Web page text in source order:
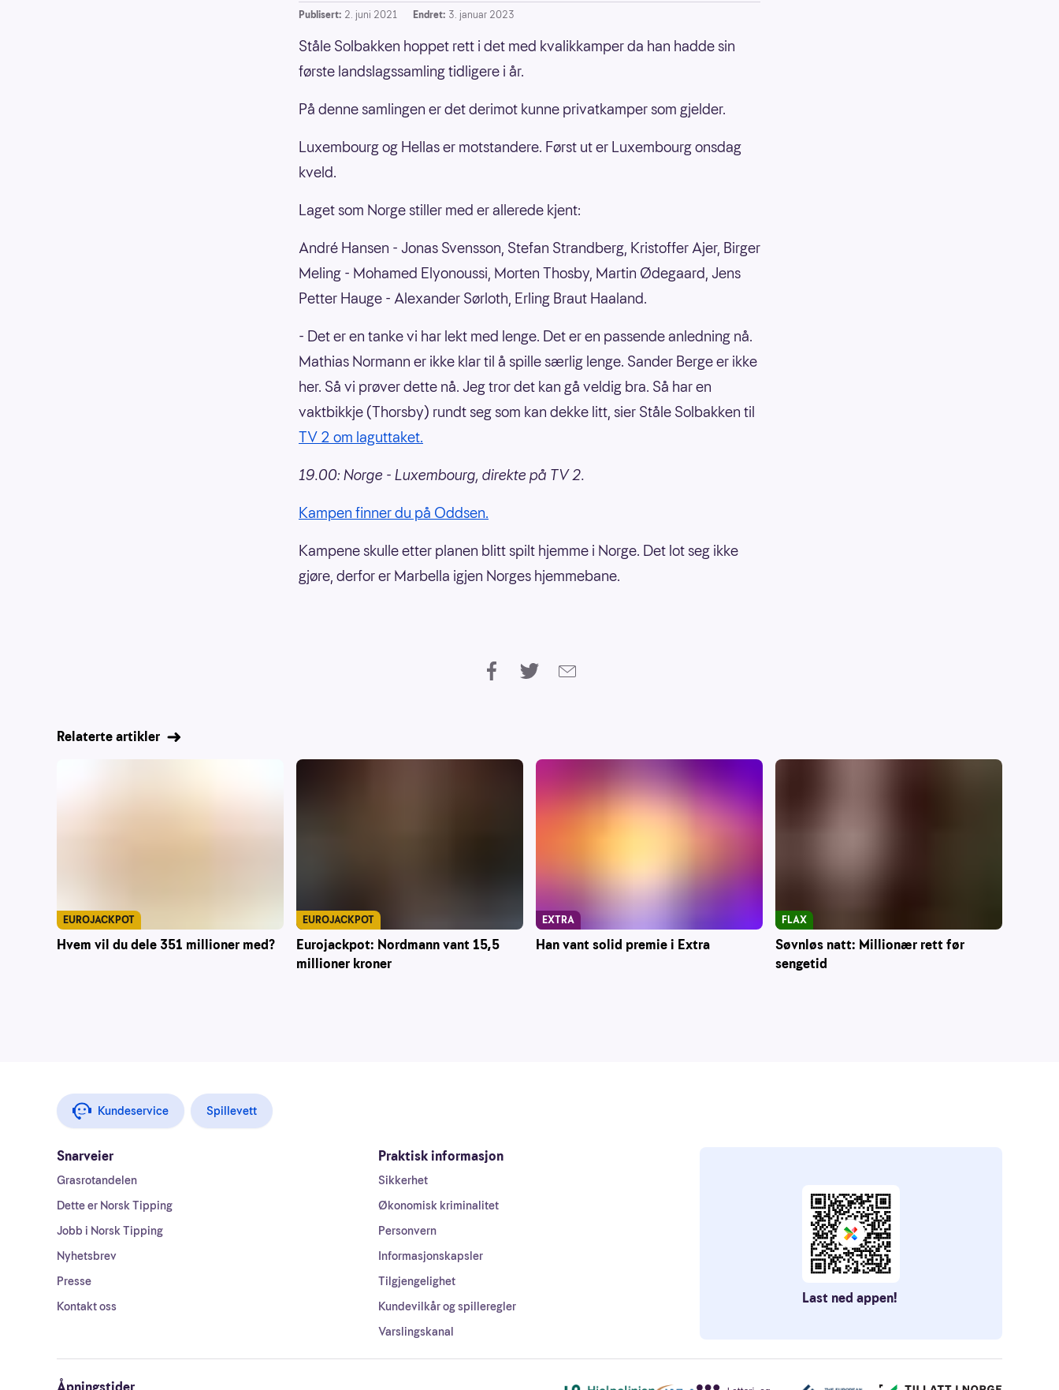
Publisert: 2. juni 2021 Endret: 3. januar 2023
Ståle Solbakken hoppet rett i det med kvalikkamper da han hadde sin
første landslagssamling tidligere i år.
På denne samlingen er det derimot kunne privatkamper som gjelder.
Luxembourg og Hellas er motstandere. Først ut er Luxembourg onsdag
kveld.
Laget som Norge stiller med er allerede kjent:
André Hansen - Jonas Svensson, Stefan Strandberg, Kristoffer Ajer, Birger
Meling - Mohamed Elyonoussi, Morten Thosby, Martin Ødegaard, Jens
Petter Hauge - Alexander Sørloth, Erling Braut Haaland.
- Det er en tanke vi har lekt med lenge. Det er en passende anledning nå.
Mathias Normann er ikke klar til å spille særlig lenge. Sander Berge er ikke
her. Så vi prøver dette nå. Jeg tror det kan gå veldig bra. Så har en
vaktbikkje (Thorsby) rundt seg som kan dekke litt, sier Ståle Solbakken til
TV 2 om laguttaket.
19.00: Norge - Luxembourg, direkte på TV 2.
Kampen finner du på Oddsen.
Kampene skulle etter planen blitt spilt hjemme i Norge. Det lot seg ikke
gjøre, derfor er Marbella igjen Norges hjemmebane.
Relaterte artikler
Hvem vil du dele 351 millioner med?
EUROJACKPOT
Eurojackpot: Nordmann vant 15,5
millioner kroner
EUROJACKPOT
Han vant solid premie i Extra
EXTRA
Søvnløs natt: Millionær rett før
sengetid
FLAX
Kundeservice Spillevett
Snarveier
Grasrotandelen
Dette er Norsk Tipping
Jobb i Norsk Tipping
Nyhetsbrev
Presse
Kontakt oss
Praktisk informasjon
Sikkerhet
Økonomisk kriminalitet
Personvern
Informasjonskapsler
Tilgjengelighet
Kundevilkår og spilleregler
Varslingskanal
Last ned appen!